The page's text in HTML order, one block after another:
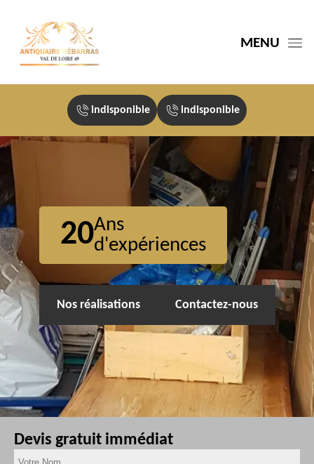
MENU
indisponible indisponible
20Ans
d'expériences
Nos réalisations Contactez-nous
Devis gratuit immédiat